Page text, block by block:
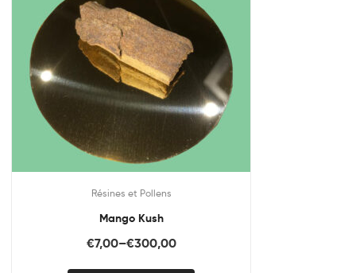
Résines et Pollens
Mango Kush
€7,00–€300,00